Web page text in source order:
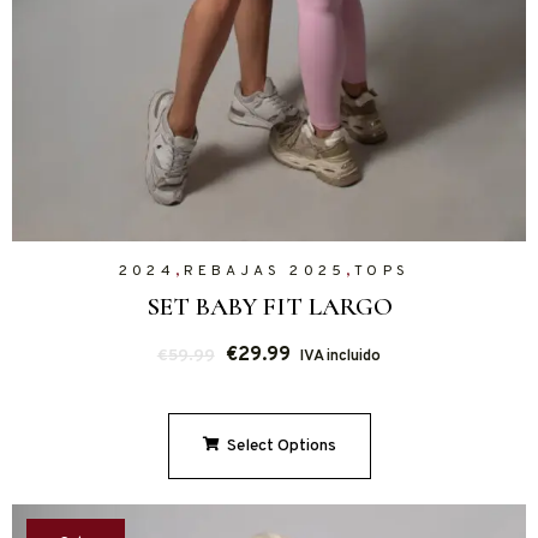
2024 , REBAJAS 2025 ,TOPS
SET BABY FIT LARGO
€59.99 €29.99 IVA incluido
Select Options